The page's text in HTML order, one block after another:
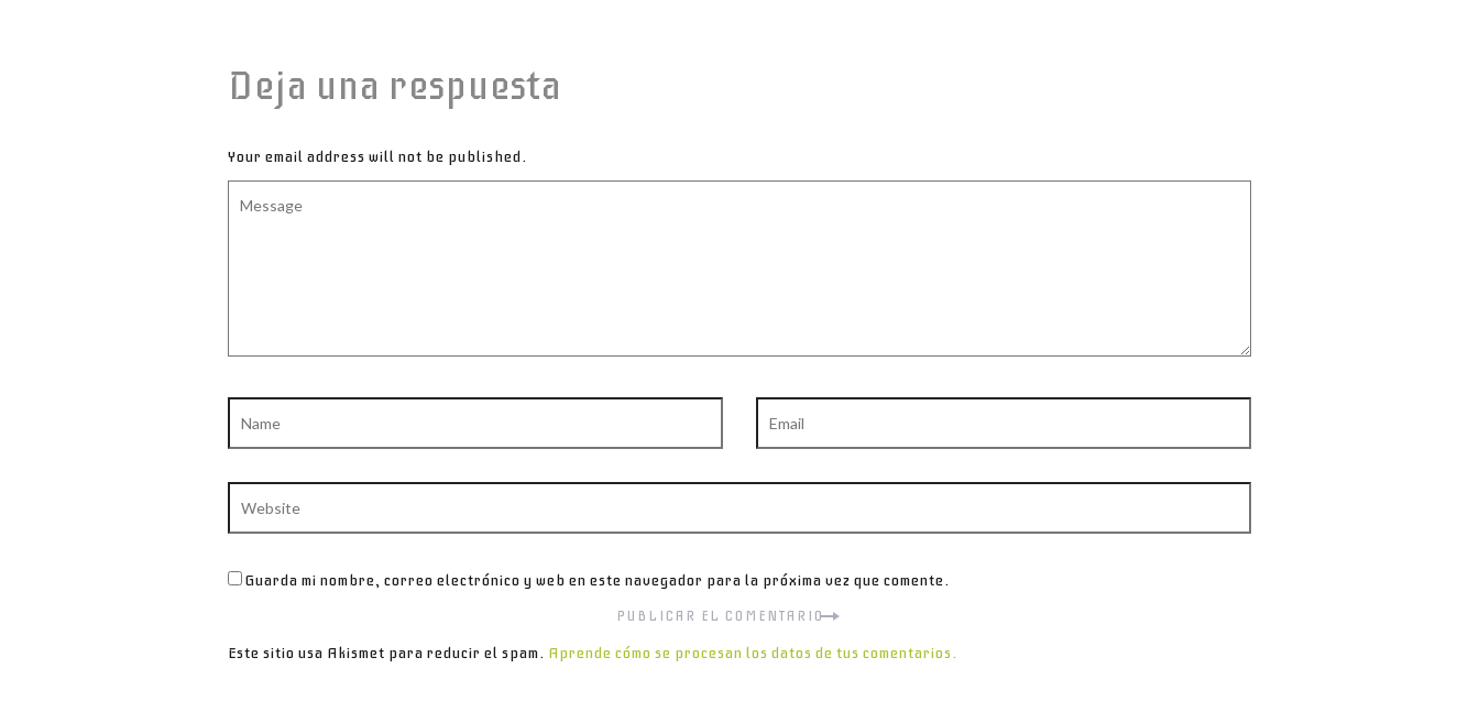
Deja una respuesta
Your email address will not be published.
Guarda mi nombre, correo electrónico y web en este navegador para la próxima vez que comente.
Este sitio usa Akismet para reducir el spam. Aprende cómo se procesan los datos de tus comentarios.